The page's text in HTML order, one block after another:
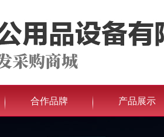
合作品牌 产品展示